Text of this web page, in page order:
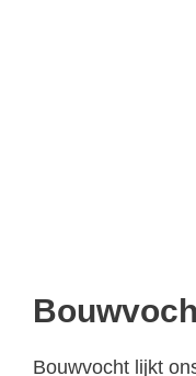
Bouwvocht lijkt